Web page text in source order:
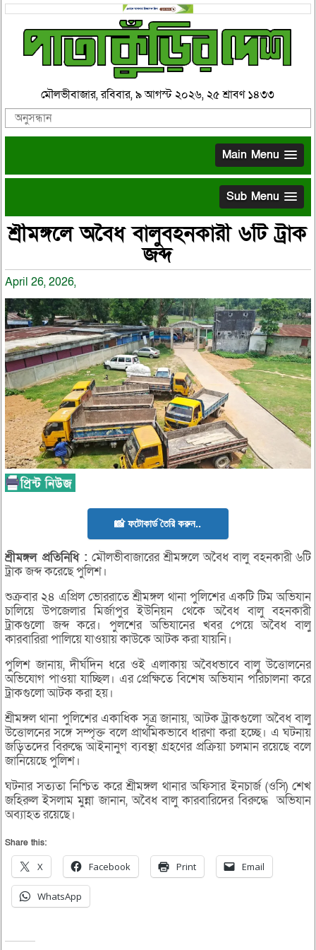
মৌলভীবাজার, রবিবার, ৯ আগস্ট ২০২৬, ২৫ শ্রাবণ ১৪৩৩
Main Menu
Sub Menu
শ্রীমঙ্গলে অবৈধ বালুবহনকারী ৬টি ট্রাক
জব্দ
April 26, 2026,
📸 ফটোকার্ড তৈরি করুন..
শ্রীমঙ্গল প্রতিনিধি : মৌলভীবাজারের শ্রীমঙ্গলে অবৈধ বালু বহনকারী ৬টি
ট্রাক জব্দ করেছে পুলিশ।
শুক্রবার ২৪ এপ্রিল ভোররাতে শ্রীমঙ্গল থানা পুলিশের একটি টিম অভিযান
চালিয়ে উপজেলার মির্জাপুর ইউনিয়ন থেকে অবৈধ বালু বহনকারী
ট্রাকগুলো জব্দ করে। পুলশের অভিযানের খবর পেয়ে অবৈধ বালু
কারবারিরা পালিয়ে যাওয়ায় কাউকে আটক করা যায়নি।
পুলিশ জানায়, দীর্ঘদিন ধরে ওই এলাকায় অবৈধভাবে বালু উত্তোলনের
অভিযোগ পাওয়া যাচ্ছিল। এর প্রেক্ষিতে বিশেষ অভিযান পরিচালনা করে
ট্রাকগুলো আটক করা হয়।
শ্রীমঙ্গল থানা পুলিশের একাধিক সূত্র জানায়, আটক ট্রাকগুলো অবৈধ বালু
উত্তোলনের সঙ্গে সম্পৃক্ত বলে প্রাথমিকভাবে ধারণা করা হচ্ছে। এ ঘটনায়
জড়িতদের বিরুদ্ধে আইনানুগ ব্যবস্থা গ্রহণের প্রক্রিয়া চলমান রয়েছে বলে
জানিয়েছে পুলিশ।
ঘটনার সত্যতা নিশ্চিত করে শ্রীমঙ্গল থানার অফিসার ইনচার্জ (ওসি) শেখ
জহিরুল ইসলাম মুন্না জানান, অবৈধ বালু কারবারিদের বিরুদ্ধে অভিযান
অব্যাহত রয়েছে।
Share this:
X Facebook Print Email
WhatsApp